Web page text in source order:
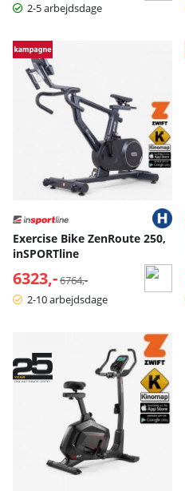
2-5 arbejdsdage
Exercise Bike ZenRoute 250,
inSPORTline
6323,- Normalpris:
6764,-
2-10 arbejdsdage